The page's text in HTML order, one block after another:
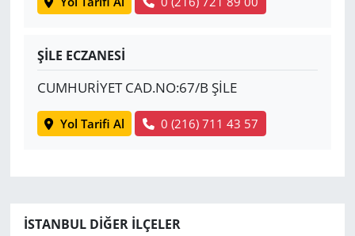
ŞİLE ECZANESİ
CUMHURİYET CAD.NO:67/B ŞİLE
Yol Tarifi Al 0 (216) 711 43 57
İSTANBUL DIĞER İLÇELER